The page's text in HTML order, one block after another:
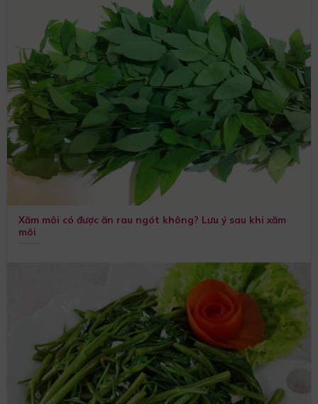
Xăm môi có được ăn rau ngót không? Lưu ý sau khi xăm
môi